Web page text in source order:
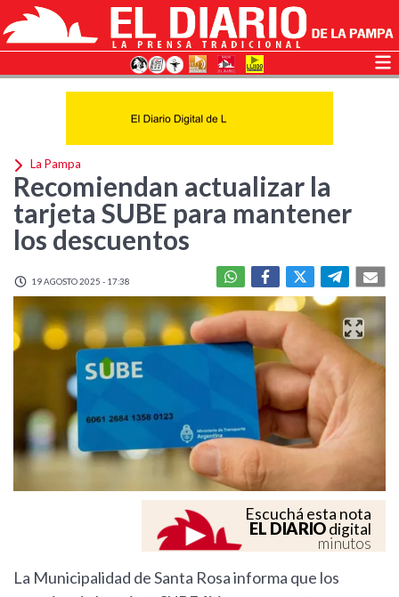
La Pampa
Recomiendan actualizar la
tarjeta SUBE para mantener
los descuentos
19 AGOSTO 2025 - 17:38
Escuchá esta nota
EL DIARIOdigital
minutos
La Municipalidad de Santa Rosa informa que los